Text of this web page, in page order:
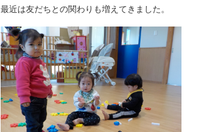
最近は友だちとの関わりも増えてきました。